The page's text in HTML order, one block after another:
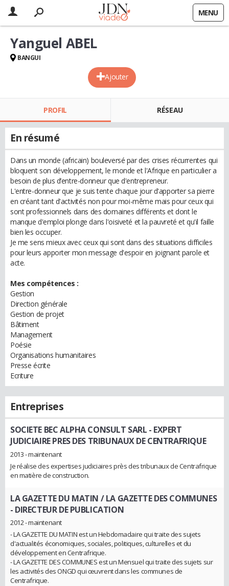
MENU
Ajouter
Yanguel ABEL
BANGUI
PROFIL RÉSEAU
En résumé
Dans un monde (africain) bouleversé par des crises récurrentes qui
bloquent son développement, le monde et l'Afrique en particulier a
besoin de plus d’entre-donneur que d'entrepreneur.
L'entre-donneur que je suis tente chaque jour d'apporter sa pierre
en créant tant d'activités non pour moi-même mais pour ceux qui
sont professionnels dans des domaines différents et dont le
manque d'emploi plonge dans l'oisiveté et la pauvreté et qu'il faille
bien les occuper.
Je me sens mieux avec ceux qui sont dans des situations difficiles
pour leurs apporter mon message d'espoir en joignant parole et
acte.
Mes compétences :
Gestion
Direction générale
Gestion de projet
Bâtiment
Management
Poésie
Organisations humanitaires
Presse écrite
Ecriture
Entreprises
SOCIETE BEC ALPHA CONSULT SARL - EXPERT
JUDICIAIRE PRES DES TRIBUNAUX DE CENTRAFRIQUE
2013 - maintenant
Je réalise des expertises judiciaires près des tribunaux de Centrafrique
en matière de construction.
LA GAZETTE DU MATIN / LA GAZETTE DES COMMUNES
- DIRECTEUR DE PUBLICATION
2012 - maintenant
- LA GAZETTE DU MATIN est un Hebdomadaire qui traite des sujets
d'actualités économiques, sociales, politiques, culturelles et du
développement en Centrafrique.
- LA GAZETTE DES COMMUNES est un Mensuel qui traite des sujets sur
les activités des ONGD qui œuvrent dans les communes de
Centrafrique.